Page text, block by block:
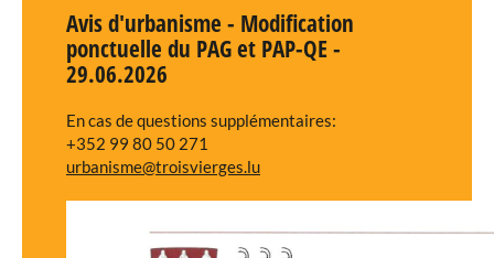
Vermietung Gemeindesäle
Avis d'urbanisme - Modification
ponctuelle du PAG et PAP-QE -
29.06.2026
En cas de questions supplémentaires:
+352 99 80 50 271
urbanisme@troisvierges.lu